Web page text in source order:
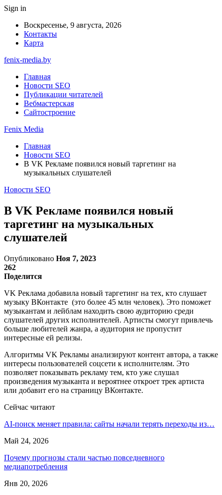
Sign in
Воскресенье, 9 августа, 2026
Контакты
Карта
fenix-media.by
Главная
Новости SEO
Публикации читателей
Вебмастерская
Сайтостроение
Fenix Media
Главная
Новости SEO
В VK Рекламе появился новый таргетинг на
музыкальных слушателей
Новости SEO
В VK Рекламе появился новый
таргетинг на музыкальных
слушателей
Опубликовано Ноя 7, 2023
262
Поделится
VK Реклама добавила новый таргетинг на тех, кто слушает
музыку ВКонтакте (это более 45 млн человек). Это поможет
музыкантам и лейблам находить свою аудиторию среди
слушателей других исполнителей. Артисты смогут привлечь
больше любителей жанра, а аудитория не пропустит
интересные ей релизы.
Алгоритмы VK Рекламы анализируют контент автора, а также
интересы пользователей соцсети к исполнителям. Это
позволяет показывать рекламу тем, кто уже слушал
произведения музыканта и вероятнее откроет трек артиста
или добавит его на страницу ВКонтакте.
Сейчас читают
AI-поиск меняет правила: сайты начали терять переходы из…
Май 24, 2026
Почему прогнозы стали частью повседневного
медиапотребления
Янв 20, 2026